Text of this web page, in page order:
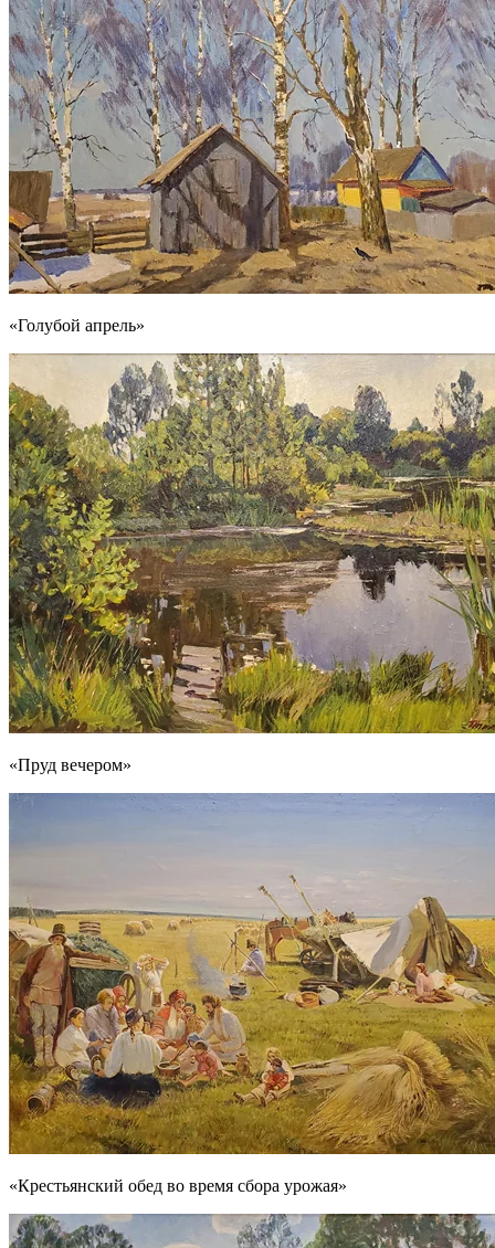
«Голубой апрель»
«Пруд вечером»
«Крестьянский обед во время сбора урожая»